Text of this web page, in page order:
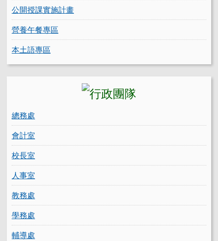
公開授課實施計畫
營養午餐專區
本土語專區
總務處
會計室
校長室
人事室
教務處
學務處
輔導處